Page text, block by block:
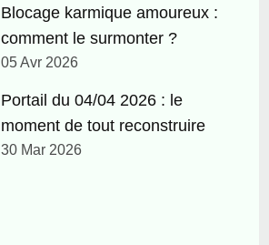
Blocage karmique amoureux :
comment le surmonter ?
05 Avr 2026
Portail du 04/04 2026 : le
moment de tout reconstruire
30 Mar 2026